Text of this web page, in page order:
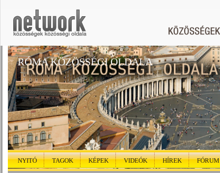
RÓMA KÖZÖSSÉGI OLDALA
NYITÓ TAGOK KÉPEK VIDEÓK HÍREK FÓRUM